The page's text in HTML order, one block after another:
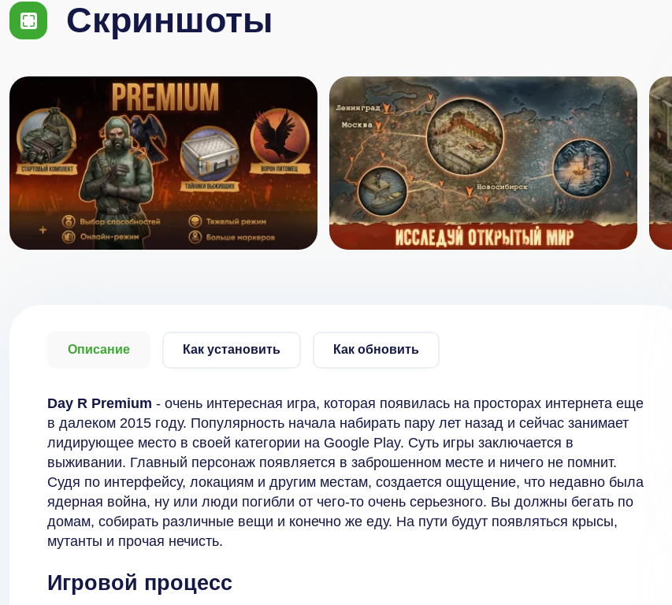
Скриншоты
Описание Как установить Как обновить
Day R Premium - очень интересная игра, которая появилась на просторах интернета еще
в далеком 2015 году. Популярность начала набирать пару лет назад и сейчас занимает
лидирующее место в своей категории на Google Play. Суть игры заключается в
выживании. Главный персонаж появляется в заброшенном месте и ничего не помнит.
Судя по интерфейсу, локациям и другим местам, создается ощущение, что недавно была
ядерная война, ну или люди погибли от чего-то очень серьезного. Вы должны бегать по
домам, собирать различные вещи и конечно же еду. На пути будут появляться крысы,
мутанты и прочая нечисть.
Игровой процесс